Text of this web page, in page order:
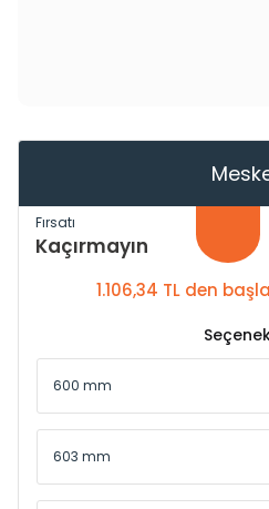
Fırsatı
Kaçırmayın
1.106,34 TL den